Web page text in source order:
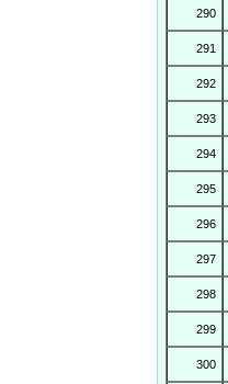
290
291
292
293
294
295
296
297
298
299
300